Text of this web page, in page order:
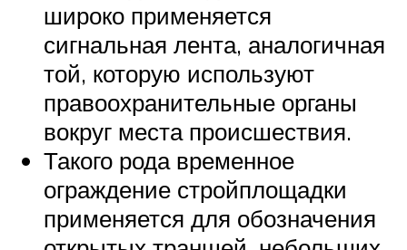
широко применяется
сигнальная лента, аналогичная
той, которую используют
правоохранительные органы
вокруг места происшествия.
Такого рода временное
ограждение стройплощадки
применяется для обозначения